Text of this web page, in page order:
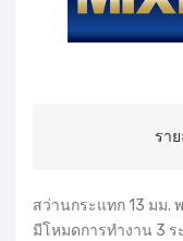
รา
สว่านกระแทก 13 มม.
มีโหมดการทำงาน 3 ร